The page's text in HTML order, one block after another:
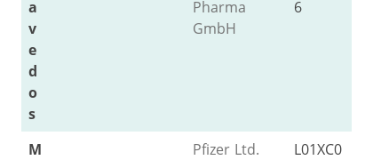
a
v
e
d
o
s
Pharma
GmbH
6
M
Pfizer Ltd.
L01XC0